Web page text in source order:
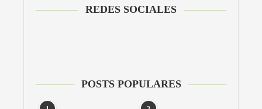
REDES SOCIALES
POSTS POPULARES